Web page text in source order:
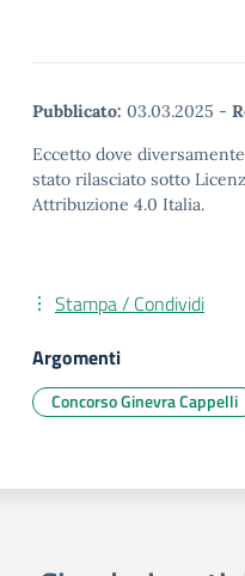
Pubblicato: 03.03.2025 -
Eccetto dove
stato rilasciato sotto
Attribuzione 4.0 Italia.
Stampa / Condividi
Argomenti
Concorso Ginevra Cappelli